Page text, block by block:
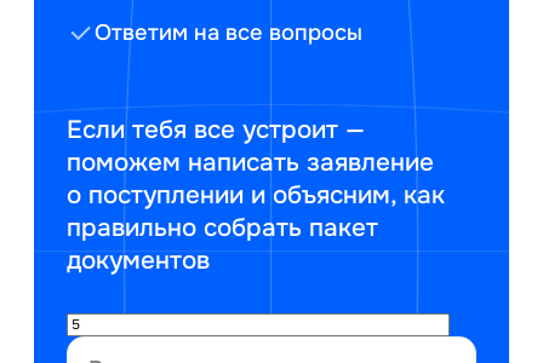
Ответим на все вопросы
Если тебя все устроит —
поможем написать заявление
о поступлении и объясним, как
правильно собрать пакет
документов